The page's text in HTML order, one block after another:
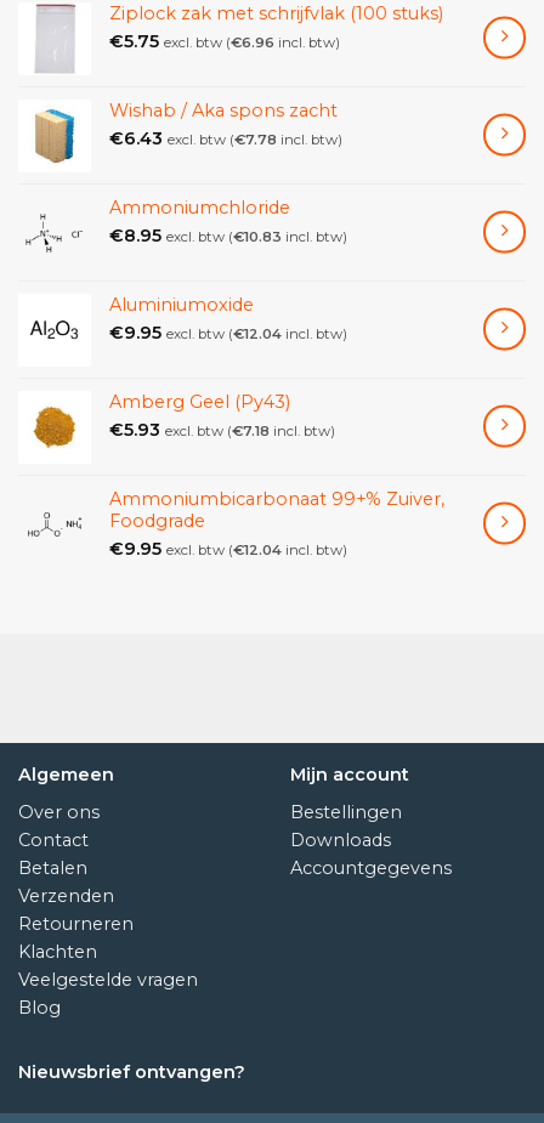
Ziplock zak met schrijfvlak (100 stuks)
€5.75 excl. btw (€6.96 incl. btw)
Wishab / Aka spons zacht
€6.43 excl. btw (€7.78 incl. btw)
Ammoniumchloride
€8.95 excl. btw (€10.83 incl. btw)
Aluminiumoxide
€9.95 excl. btw (€12.04 incl. btw)
Amberg Geel (Py43)
€5.93 excl. btw (€7.18 incl. btw)
Ammoniumbicarbonaat 99+% Zuiver,
Foodgrade
€9.95 excl. btw (€12.04 incl. btw)
Algemeen
Over ons
Contact
Betalen
Verzenden
Retourneren
Klachten
Veelgestelde vragen
Blog
Mijn account
Bestellingen
Downloads
Accountgegevens
Nieuwsbrief ontvangen?